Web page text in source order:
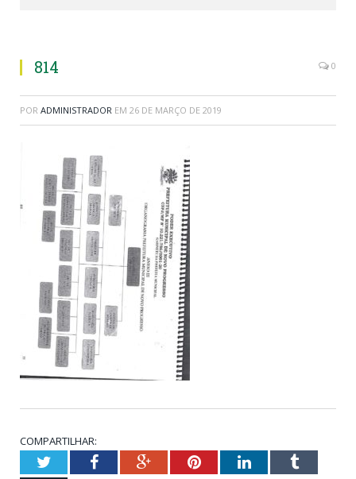
814 0
POR ADMINISTRADOR EM 26 DE MARÇO DE 2019
COMPARTILHAR:
TwitterFacebookGoogle+PinterestLinkedInTumblr